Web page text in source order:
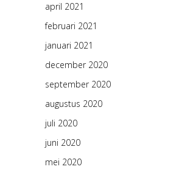
april 2021
februari 2021
januari 2021
december 2020
september 2020
augustus 2020
juli 2020
juni 2020
mei 2020